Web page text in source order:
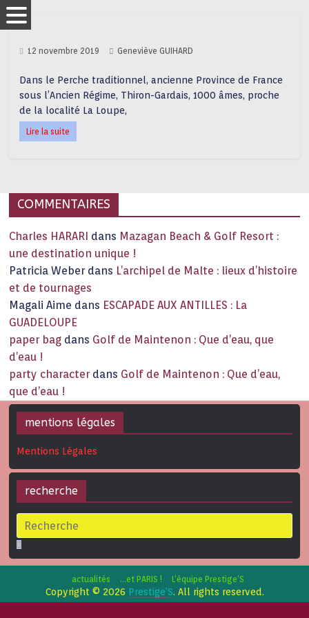
12 novembre 2019 Geneviève GUIHARD
Dans le Perche traditionnel, ancienne Province de France
sous l’Ancien Régime, Thiron-Gardais, 1000 âmes, proche
de la localité La Loupe,
Lire la suite
COMMENTAIRES
Charles HARARI dans Mazagan Beach & Golf Resort :
une destination unique !
Patricia Weber dans L’archipel de Malte : lieux d’histoire
et de tournages
Magali Aime dans ESCAPADE AUX ANTILLES : La
GUADELOUPE
paper bag dans Golf de Maintenon : Que d’eau, que
d’eau !
party character dans Golf de Maintenon : Que d’eau,
que d’eau !
mentions légales
Mentions Légales
recherche
actualités …et PARIS ! L’équipe Prestige’S
Copyright © 2026 Prestige'S. All rights reserved.